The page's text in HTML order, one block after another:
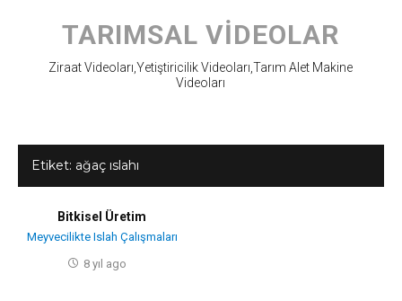
content
TARIMSAL VIDEOLAR
Ziraat Videoları,Yetiştiricilik Videoları,Tarım Alet Makine
Videoları
Etiket: ağaç ıslahı
Bitkisel Üretim
Meyvecilikte Islah Çalışmaları
8 yıl ago